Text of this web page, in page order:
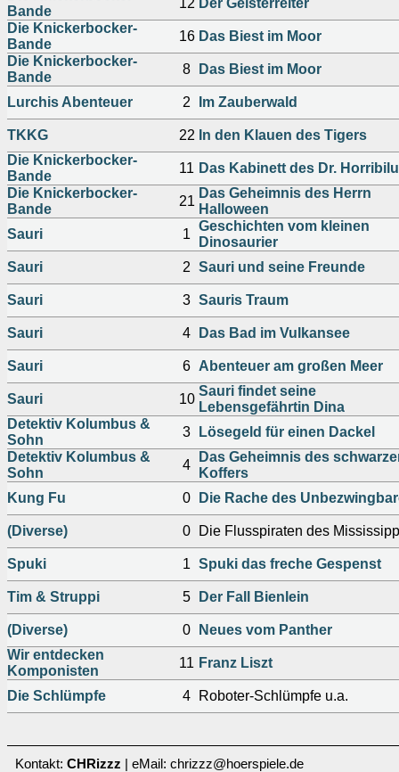
Bande
12 Der Geisterreiter
Die Knickerbocker-
Bande
16 Das Biest im Moor
Die Knickerbocker-
Bande
8 Das Biest im Moor
Lurchis Abenteuer 2 Im Zauberwald
TKKG 22 In den Klauen des Tigers
Die Knickerbocker-
Bande
11 Das Kabinett des Dr.
Die Knickerbocker-
Bande
21
Das Geheimnis des Herrn
Halloween
Sauri
1
Geschichten vom kleinen
Dinosaurier
Sauri
2 Sauri und seine Freunde
Sauri 3 Sauris Traum
Sauri 4 Das Bad im Vulkansee
Sauri 6 Abenteuer am großen Meer
Sauri 10
Sauri findet seine
Lebensgefährtin Dina
Detektiv Kolumbus &
Sohn
3
Lösegeld für einen Dackel
Detektiv Kolumbus &
Sohn
4
Das Geheimnis des
Koffers
Kung Fu
0 Die Rache des
(Diverse) 0 Die Flusspiraten des
Spuki 1 Spuki das freche Gespenst
Tim & Struppi 5 Der Fall Bienlein
(Diverse) 0
Neues vom Panther
Wir entdecken
Komponisten
11 Franz Liszt
Die Schlümpfe 4 Roboter-Schlümpfe u.a.
Kontakt: CHRizzz | eMail: chrizzz@hoerspiele.de